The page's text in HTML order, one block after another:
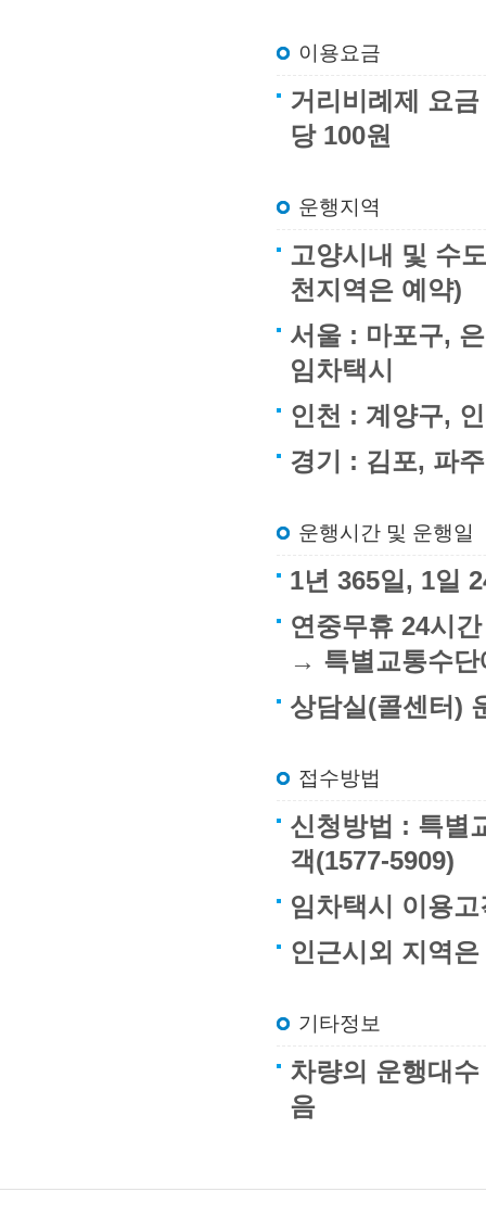
이용요금
거리비례제 요
당 100원
운행지역
고양시내 및 수
천지역은 예약)
서울 : 마포구,
임차택시
인천 : 계양구,
경기 : 김포, 파
운행시간 및 운행일
1년 365일, 1일
연중무휴 24시
→ 특별교통수단
상담실(콜센터)
접수방법
신청방법 : 특별
객(1577-5909)
임차택시 이용
인근시외 지역
기타정보
차량의 운행대
음